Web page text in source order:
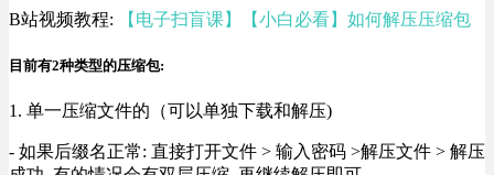
B站视频教程: 【电子扫盲课】【小白必看】如何解压压缩包
目前有2种类型的压缩包:
1. 单一压缩文件的（可以单独下载和解压)
- 如果后缀名正常: 直接打开文件 > 输入密码 >解压文件 > 解压